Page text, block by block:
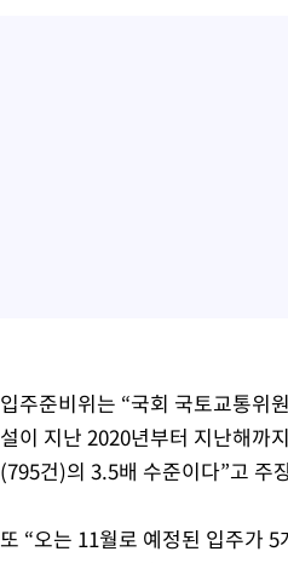
입주준비위는 “국회 국토교통위
설이 지난 2020년부터 지난해까
(795건)의 3.5배 수준이다”고 주
또 “오는 11월로 예정된 입주가